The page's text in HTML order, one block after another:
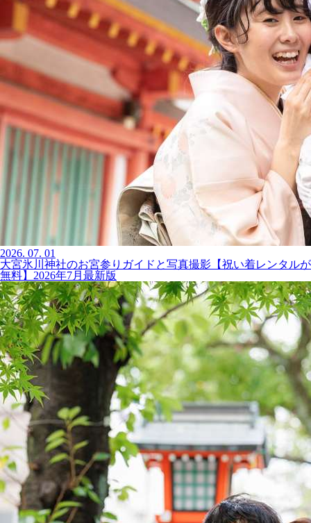
2026. 07. 01
大宮氷川神社のお宮参りガイドと写真撮影【祝い着レンタルが
無料】2026年7月最新版